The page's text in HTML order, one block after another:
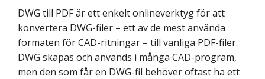
DWG till PDF är ett enkelt onlineverktyg för att
konvertera DWG-filer – ett av de mest använda
formaten för CAD-ritningar – till vanliga PDF-filer.
DWG skapas och används i många CAD-program,
men den som får en DWG-fil behöver oftast ha ett